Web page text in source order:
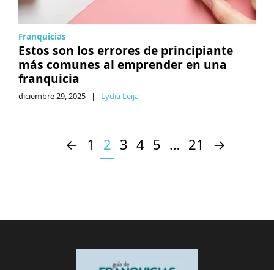
Franquicias
Estos son los errores de principiante
más comunes al emprender en una
franquicia
diciembre 29, 2025 | Lydia Leija
← 1 2 3 4 5 … 21 →